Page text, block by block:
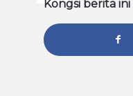
Kongsi berita ini